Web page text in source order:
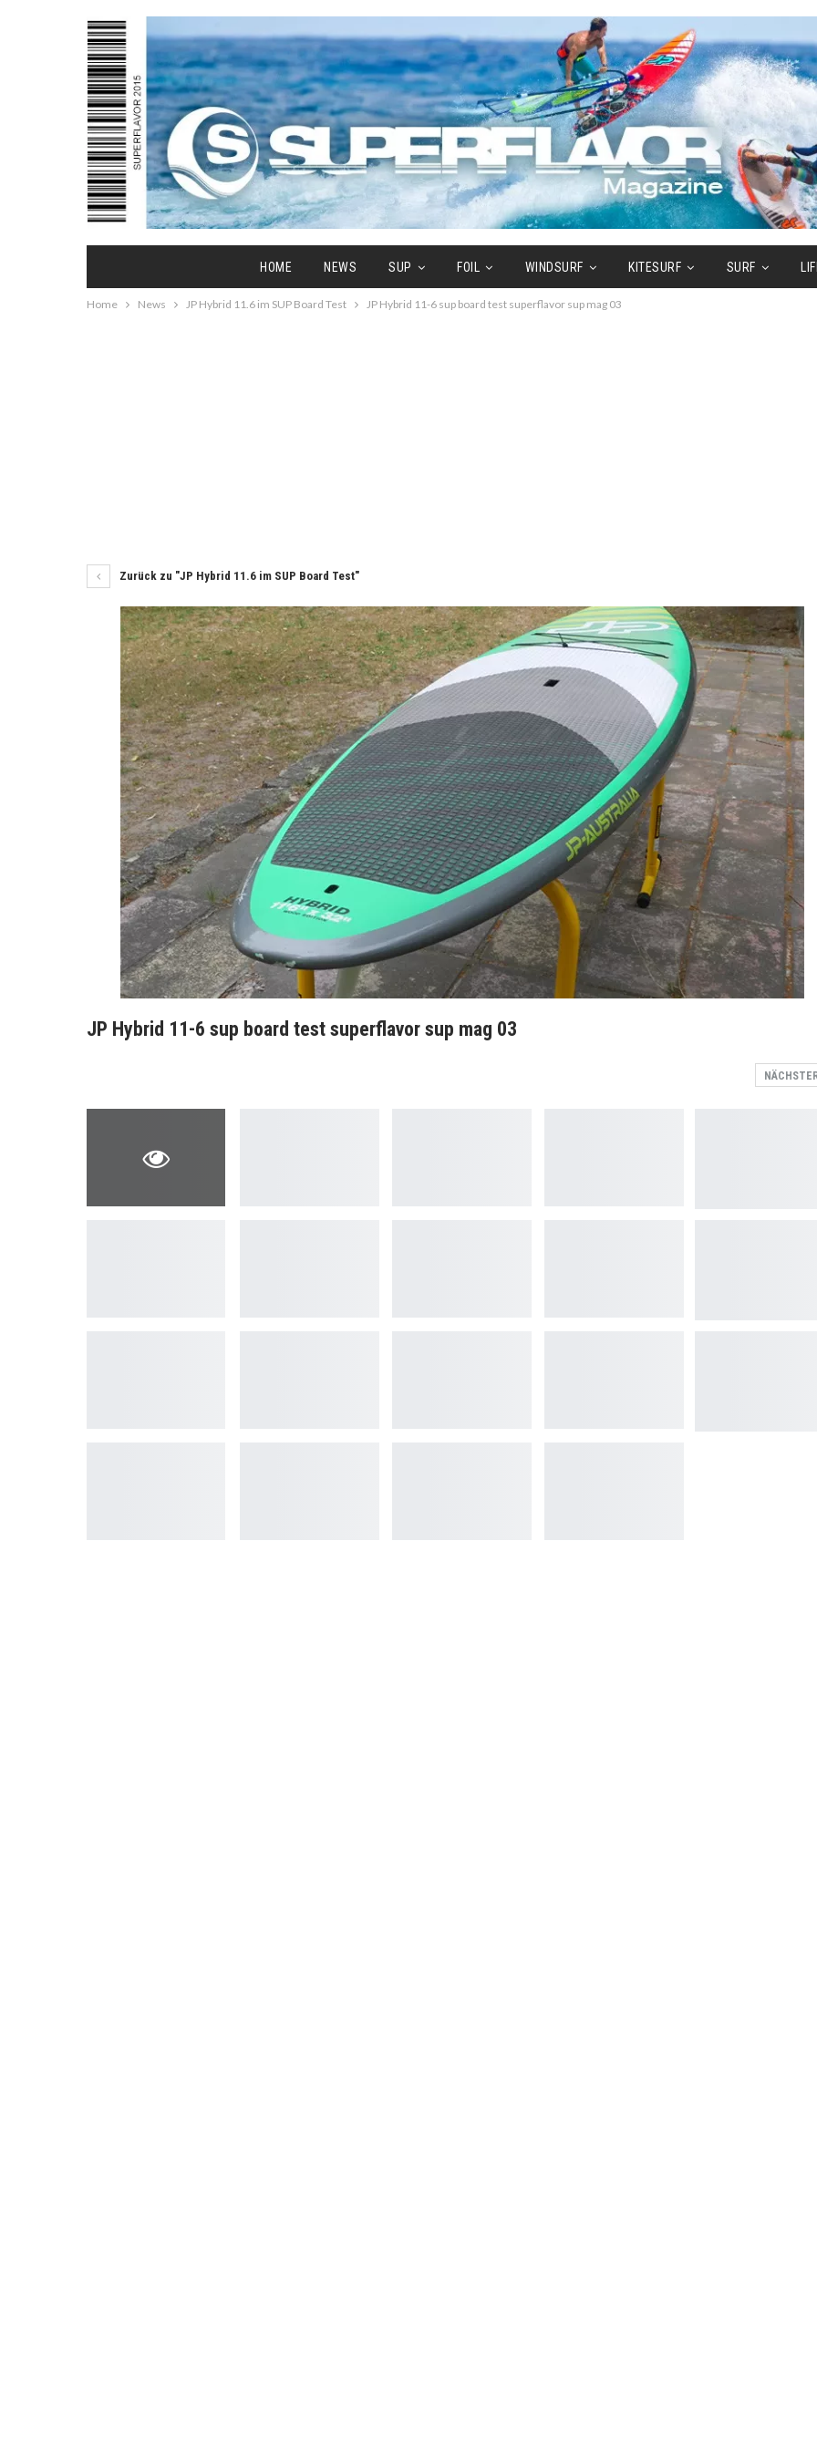
HOME NEWS SUP FOIL WINDSURF KITESURF SURF
Home News JP Hybrid 11.6 im SUP Board Test JP Hybrid 11-6 sup board test superflavor sup mag 03
Zurück zu "JP Hybrid 11.6 im SUP Board Test"
JP Hybrid 11-6 sup board test superflavor sup mag 03